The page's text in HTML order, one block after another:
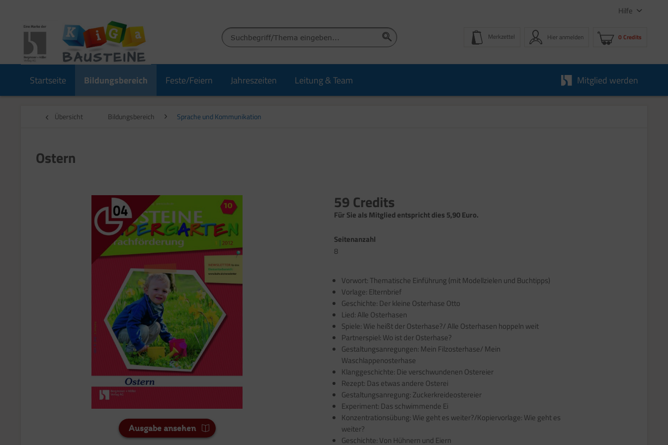
Hilfe
Merkzettel Hier anmelden 0 Credits
Startseite Bildungsbereich Feste/Feiern Jahreszeiten Leitung & Team Mitglied werden
Übersicht Bildungsbereich Sprache und Kommunikation
Ostern
Ausgabe ansehen
59 Credits
Für Sie als Mitglied entspricht dies 5,90 Euro.
Seitenanzahl
8
Vorwort: Thematische Einführung (mit Modellzielen und Buchtipps)
Vorlage: Elternbrief
Geschichte: Der kleine Osterhase Otto
Lied: Alle Osterhasen
Spiele: Wie heißt der Osterhase?/ Alle Osterhasen hoppeln weit
Partnerspiel: Wo ist der Osterhase?
Gestaltungsanregungen: Mein Filzosterhase/ Mein
Waschlappenosterhase
Klanggeschichte: Die verschwundenen Ostereier
Rezept: Das etwas andere Osterei
Gestaltungsanregung: Zuckerkreideostereier
Experiment: Das schwimmende Ei
Konzentrationsübung: Wie geht es weiter?/Kopiervorlage: Wie geht es
weiter?
Geschichte: Von Hühnern und Eiern